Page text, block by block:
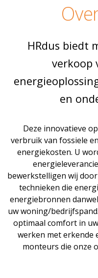
HRdus biedt
verkoop
en
Deze innovatieve
verbruik van fossiele
energiekosten. U
bewerkstelligen wij
technieken die
energiebronnen
uw woning/
optimaal comfort in
werken met erkende
monteurs die onze